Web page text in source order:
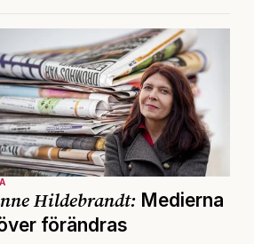
Hildebrandt: Medierna
förändras